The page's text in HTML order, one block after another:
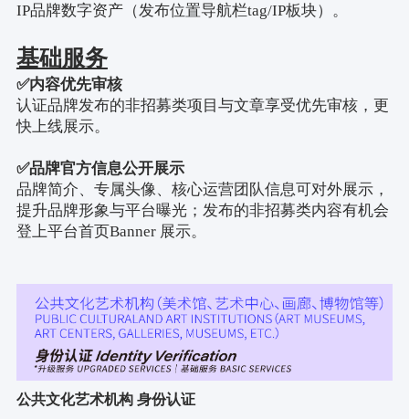
IP品牌数字资产（发布位置导航栏tag/IP板块）。
基础服务
✅内容优先审核
认证品牌发布的非招募类项目与文章享受优先审核，更
快上线展示。
✅品牌官方信息公开展示
品牌简介、专属头像、核心运营团队信息可对外展示，
提升品牌形象与平台曝光；发布的非招募类内容有机会
登上平台首页Banner 展示。
公共文化艺术机构 身份认证